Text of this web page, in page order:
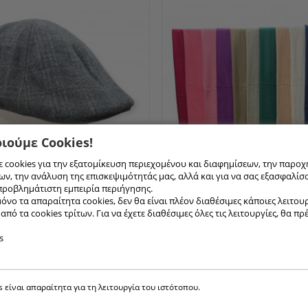
[ Συνδεθείτε για τιμή ] ΠΑΣΜΊΝΕΣ 640-16 [
Cookies!
για την εξατομίκευση περιεχομένου και διαφημίσεων, την
την ανάλυση της επισκεψιμότητάς μας, αλλά και για να σας
εμπειρία περιήγησης.
τα απαραίτητα cookies, δεν θα είναι πλέον διαθέσιμες κάποιες
τα cookies τρίτων. Για να έχετε διαθέσιμες όλες τις λειτουργίες, θα
απαραίτητα για τη λειτουργία του ιστότοπου.